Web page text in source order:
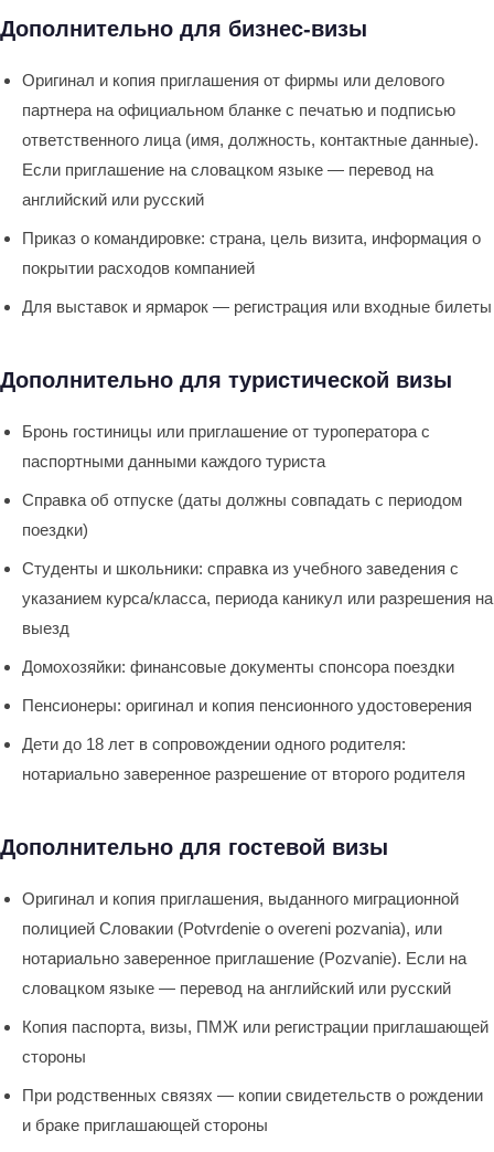
Дополнительно для бизнес-визы
Оригинал и копия приглашения от фирмы или делового
партнера на официальном бланке с печатью и подписью
ответственного лица (имя, должность, контактные данные).
Если приглашение на словацком языке — перевод на
английский или русский
Приказ о командировке: страна, цель визита, информация о
покрытии расходов компанией
Для выставок и ярмарок — регистрация или входные билеты
Дополнительно для туристической визы
Бронь гостиницы или приглашение от туроператора с
паспортными данными каждого туриста
Справка об отпуске (даты должны совпадать с периодом
поездки)
Студенты и школьники: справка из учебного заведения с
указанием курса/класса, периода каникул или разрешения на
выезд
Домохозяйки: финансовые документы спонсора поездки
Пенсионеры: оригинал и копия пенсионного удостоверения
Дети до 18 лет в сопровождении одного родителя:
нотариально заверенное разрешение от второго родителя
Дополнительно для гостевой визы
Оригинал и копия приглашения, выданного миграционной
полицией Словакии (Potvrdenie o overeni pozvania), или
нотариально заверенное приглашение (Pozvanie). Если на
словацком языке — перевод на английский или русский
Копия паспорта, визы, ПМЖ или регистрации приглашающей
стороны
При родственных связях — копии свидетельств о рождении
и браке приглашающей стороны